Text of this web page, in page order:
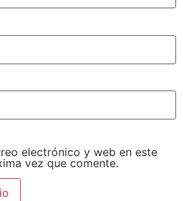
electrónico y web en este
vez que comente.